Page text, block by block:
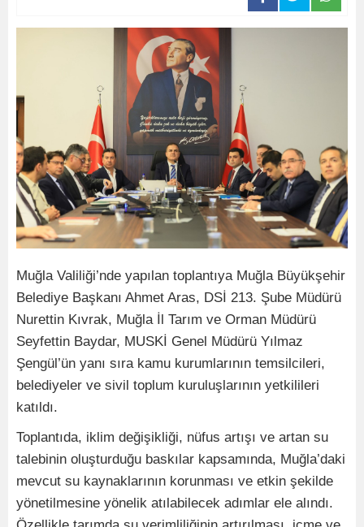
Muğla Valiliği’nde yapılan toplantıya Muğla Büyükşehir
Belediye Başkanı Ahmet Aras, DSİ 213. Şube Müdürü
Nurettin Kıvrak, Muğla İl Tarım ve Orman Müdürü
Seyfettin Baydar, MUSKİ Genel Müdürü Yılmaz
Şengül’ün yanı sıra kamu kurumlarının temsilcileri,
belediyeler ve sivil toplum kuruluşlarının yetkilileri
katıldı.
Toplantıda, iklim değişikliği, nüfus artışı ve artan su
talebinin oluşturduğu baskılar kapsamında, Muğla’daki
mevcut su kaynaklarının korunması ve etkin şekilde
yönetilmesine yönelik atılabilecek adımlar ele alındı.